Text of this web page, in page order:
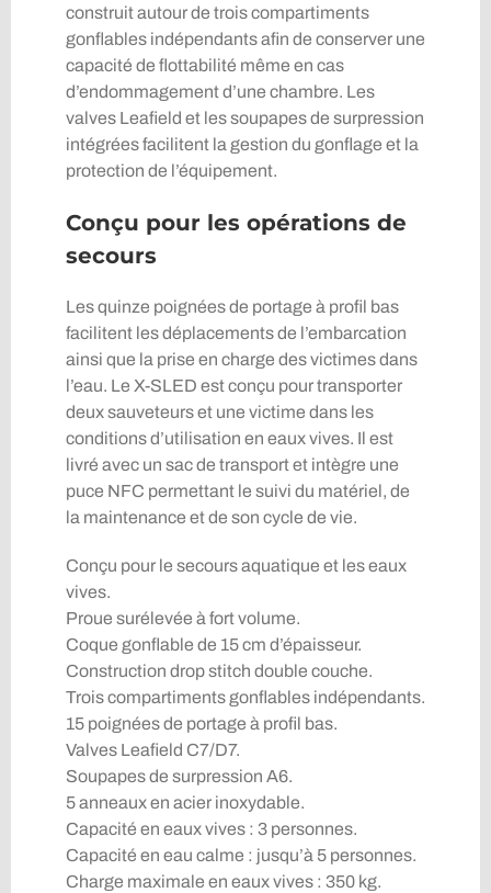
construit autour de trois compartiments
gonflables indépendants afin de conserver une
capacité de flottabilité même en cas
d’endommagement d’une chambre. Les
valves Leafield et les soupapes de surpression
intégrées facilitent la gestion du gonflage et la
protection de l’équipement.
Conçu pour les opérations de
secours
Les quinze poignées de portage à profil bas
facilitent les déplacements de l’embarcation
ainsi que la prise en charge des victimes dans
l’eau. Le X-SLED est conçu pour transporter
deux sauveteurs et une victime dans les
conditions d’utilisation en eaux vives. Il est
livré avec un sac de transport et intègre une
puce NFC permettant le suivi du matériel, de
la maintenance et de son cycle de vie.
Conçu pour le secours aquatique et les eaux
vives.
Proue surélevée à fort volume.
Coque gonflable de 15 cm d’épaisseur.
Construction drop stitch double couche.
Trois compartiments gonflables indépendants.
15 poignées de portage à profil bas.
Valves Leafield C7/D7.
Soupapes de surpression A6.
5 anneaux en acier inoxydable.
Capacité en eaux vives : 3 personnes.
Capacité en eau calme : jusqu’à 5 personnes.
Charge maximale en eaux vives : 350 kg.